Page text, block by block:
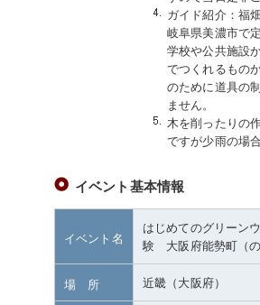
ガイド紹介：福
岐阜県美濃市で
学校や公共施設
でつくれるもの
のために道具の
ません。
木を削ったりの
ですが少雨の場
イベント基本情報
イベント名
はじめてのグリーン
験 大阪府能勢町（の
場 所 近畿（大阪府）